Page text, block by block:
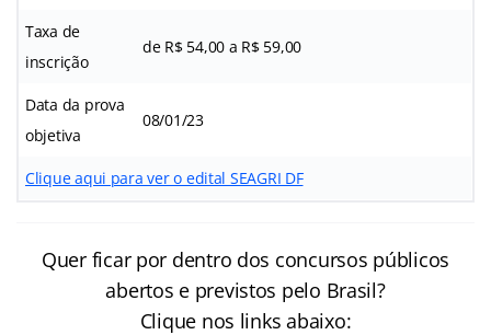
Taxa de
inscrição
de R$ 54,00 a R$ 59,00
Data da prova
objetiva
08/01/23
Clique aqui para ver o edital SEAGRI DF
Quer ficar por dentro dos concursos públicos
abertos e previstos pelo Brasil?
Clique nos links abaixo: